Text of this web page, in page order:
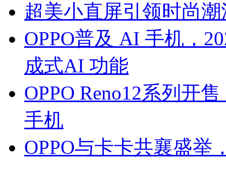
超美小直屏引领时尚潮
OPPO普及 AI 手机，
成式AI 功能
OPPO Reno12系列开
手机
OPPO与卡卡共襄盛举